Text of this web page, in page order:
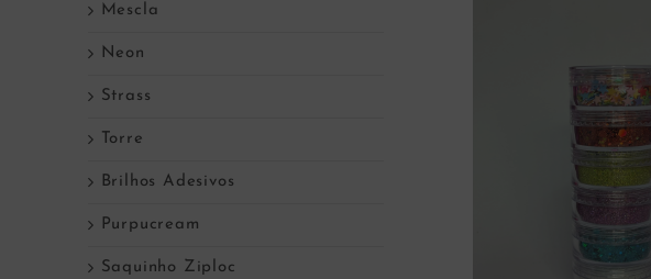
ADICIONAR AO
Mescla
Neon
Strass
Torre
Brilhos Adesivos
Purpucream
Saquinho Ziploc